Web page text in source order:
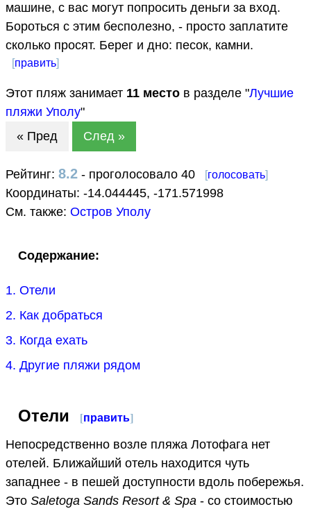
машине, с вас могут попросить деньги за вход.
Бороться с этим бесполезно, - просто заплатите
сколько просят. Берег и дно: песок, камни.
[править]
Этот пляж занимает 11 место в разделе "Лучшие
пляжи Уполу"
« Пред
След »
Рейтинг: 8.2 - проголосовало 40 [голосовать]
Координаты: -14.044445, -171.571998
См. также: Остров Уполу
Содержание:
1. Отели
2. Как добраться
3. Когда ехать
4. Другие пляжи рядом
Отели [править]
Непосредственно возле пляжа Лотофага нет
отелей. Ближайший отель находится чуть
западнее - в пешей доступности вдоль побережья.
Это Saletoga Sands Resort & Spa - со стоимостью